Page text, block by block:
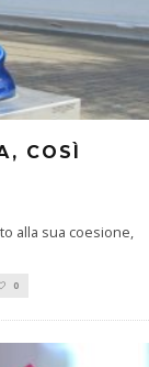
COSÌ
alla sua coesione,
0